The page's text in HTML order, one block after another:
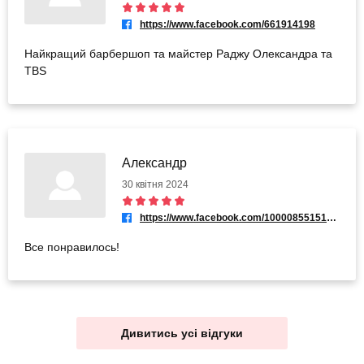
https://www.facebook.com/661914198
Найкращий барбершоп та майстер Раджу Олександра та
TBS
Александр
30 квітня 2024
https://www.facebook.com/100008551513225
Все понравилось!
Дивитись усі відгуки